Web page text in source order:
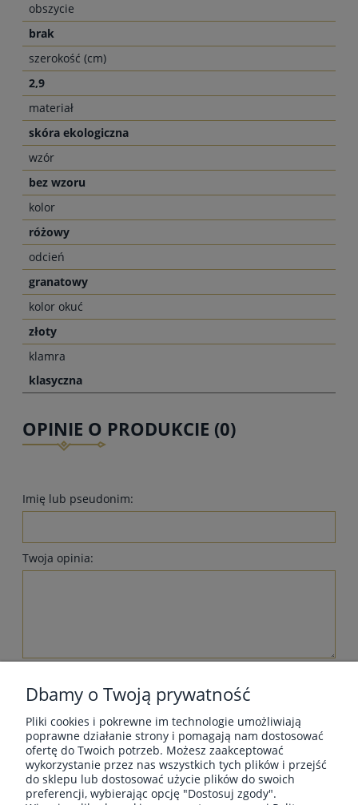
obszycie
brak
szerokość (cm)
2,9
materiał
skóra ekologiczna
wzór
bez wzoru
kolor
różowy
odcień
granatowy
kolor okuć
złoty
klamra
klasyczna
OPINIE O PRODUKCIE (0)
Imię lub pseudonim:
Twoja opinia:
MOJE KONTO
Dbamy o Twoją prywatność
Pliki cookies i pokrewne im technologie umożliwiają
poprawne działanie strony i pomagają nam dostosować
ofertę do Twoich potrzeb. Możesz zaakceptować
wykorzystanie przez nas wszystkich tych plików i przejść
do sklepu lub dostosować użycie plików do swoich
preferencji, wybierając opcję "Dostosuj zgody".